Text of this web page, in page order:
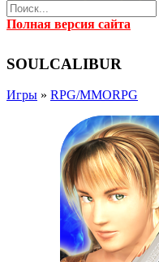
Полная версия сайта
SOULCALIBUR
Игры » RPG/MMORPG